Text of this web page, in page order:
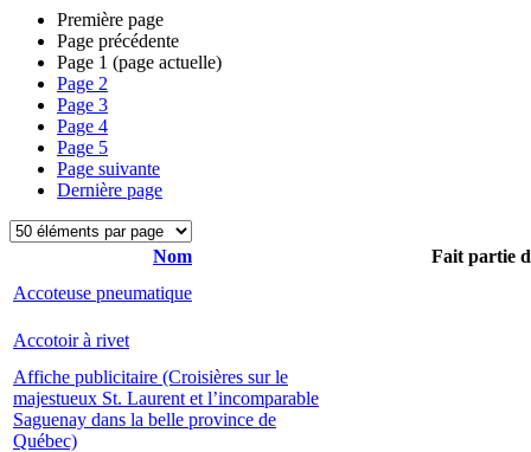
Première page
Page précédente
Page 1 (page actuelle)
Page 2
Page 3
Page 4
Page 5
Page suivante
Dernière page
Nom
Fait partie
Accoteuse pneumatique
Accotoir à rivet
Affiche publicitaire (Croisières sur le
majestueux St. Laurent et l’incomparable
Saguenay dans la belle province de
Québec)